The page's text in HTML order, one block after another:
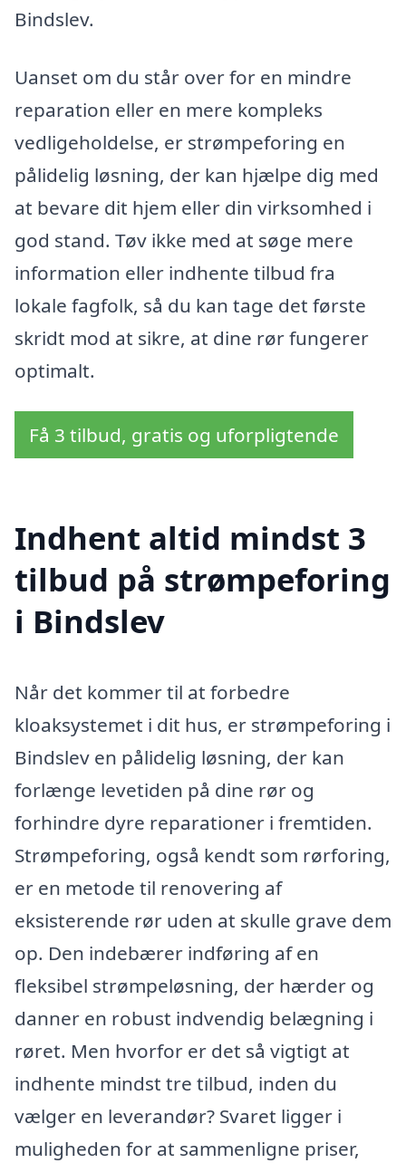
Bindslev.
Uanset om du står over for en mindre
reparation eller en mere kompleks
vedligeholdelse, er strømpeforing en
pålidelig løsning, der kan hjælpe dig med
at bevare dit hjem eller din virksomhed i
god stand. Tøv ikke med at søge mere
information eller indhente tilbud fra
lokale fagfolk, så du kan tage det første
skridt mod at sikre, at dine rør fungerer
optimalt.
Få 3 tilbud, gratis og uforpligtende
Indhent altid mindst 3
tilbud på strømpeforing
i Bindslev
Når det kommer til at forbedre
kloaksystemet i dit hus, er strømpeforing i
Bindslev en pålidelig løsning, der kan
forlænge levetiden på dine rør og
forhindre dyre reparationer i fremtiden.
Strømpeforing, også kendt som rørforing,
er en metode til renovering af
eksisterende rør uden at skulle grave dem
op. Den indebærer indføring af en
fleksibel strømpeløsning, der hærder og
danner en robust indvendig belægning i
røret. Men hvorfor er det så vigtigt at
indhente mindst tre tilbud, inden du
vælger en leverandør? Svaret ligger i
muligheden for at sammenligne priser,